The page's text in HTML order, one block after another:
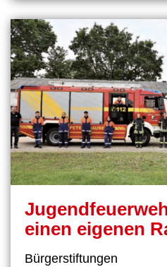
einen eigenen
Bürgerstiftungen